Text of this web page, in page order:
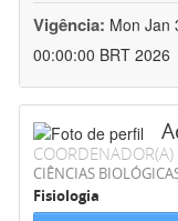
Vigência: Mon Jan
00:00:00 BRT 2026
COORDENADOR(A)
CIÊNCIAS
Fisiologia